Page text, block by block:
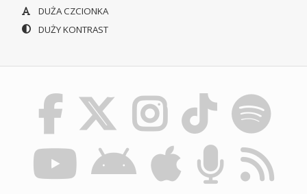
DUŻA CZCIONKA
DUŻY KONTRAST